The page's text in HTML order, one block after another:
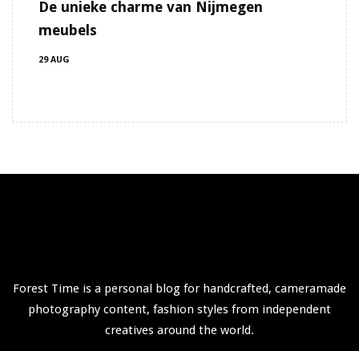
De unieke charme van Nijmegen
meubels
29 AUG
Forest Time is a personal blog for handcrafted, cameramade
photography content, fashion styles from independent
creatives around the world.